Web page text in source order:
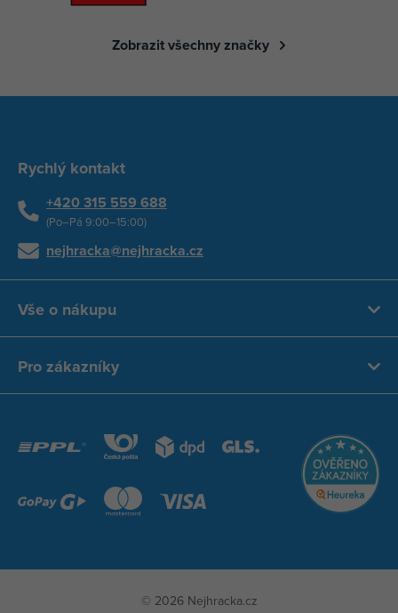
Zobrazit všechny značky
Rychlý kontakt
+420 315 559 688
(Po–Pá 9:00–15:00)
nejhracka@nejhracka.cz
Vše o nákupu
Pro zákazníky
© 2026 Nejhracka.cz